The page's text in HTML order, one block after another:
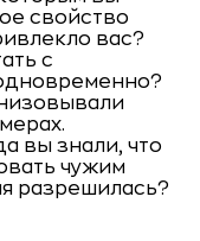
свойство
вас?
с
вы знали, что
чужим
разрешилась?